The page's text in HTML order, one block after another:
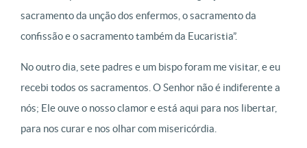
sacramento da unção dos enfermos, o sacramento da
confissão e o sacramento também da Eucaristia”.
No outro dia, sete padres e um bispo foram me visitar, e eu
recebi todos os sacramentos. O Senhor não é indiferente a
nós; Ele ouve o nosso clamor e está aqui para nos libertar,
para nos curar e nos olhar com misericórdia.